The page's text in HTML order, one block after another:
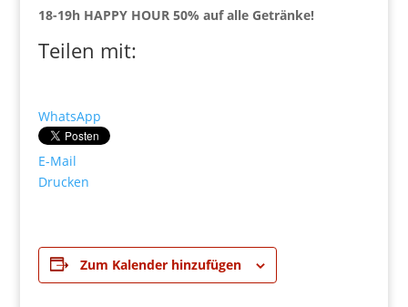
18-19h HAPPY HOUR 50% auf alle Getränke!
Teilen mit:
WhatsApp
E-Mail
Drucken
Zum Kalender hinzufügen